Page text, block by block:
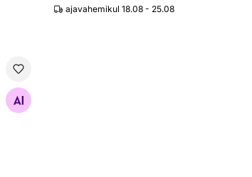
ajavahemikul 18.08 - 25.08